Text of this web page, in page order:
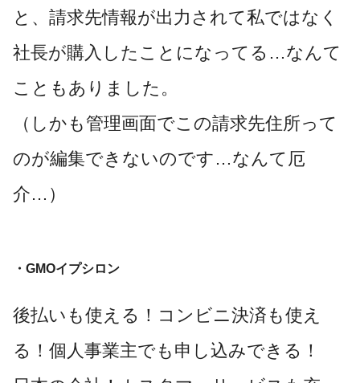
と、請求先情報が出力されて私ではなく
社長が購入したことになってる…なんて
こともありました。
（しかも管理画面でこの請求先住所って
のが編集できないのです…なんて厄
介…）
・GMOイプシロン
後払いも使える！コンビニ決済も使え
る！個人事業主でも申し込みできる！